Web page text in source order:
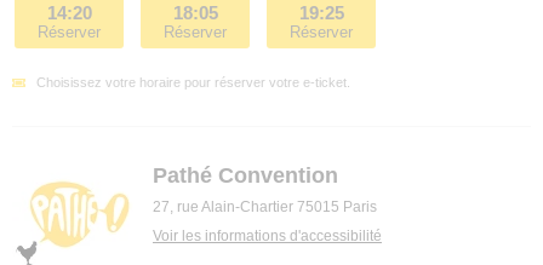
14:20
Réserver
18:05
Réserver
19:25
Réserver
Choisissez votre horaire pour réserver votre e-ticket.
Pathé Convention
27, rue Alain-Chartier 75015 Paris
Voir les informations d'accessibilité